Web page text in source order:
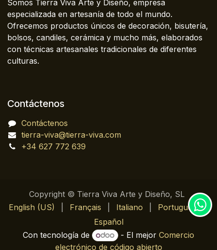
Somos Tierra Viva Arte y Diseño, empresa
especializada en artesanía de todo el mundo.
Ofrecemos productos únicos de decoración, bisutería,
bolsos, candiles, cerámica y mucho más, elaborados
con técnicas artesanales tradicionales de diferentes
culturas.
Contáctenos
Contáctenos
tierra-viva@tierra-viva.com
+34 627 772 639
Copyright © Tierra Viva Arte y Diseño, SL
English (US)
Français Italiano Português
|
Español
Con tecnología de
- El mejorComercio
electrónico de código abierto